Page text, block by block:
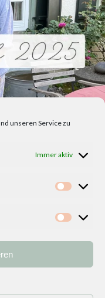
unseren Service zu
Immer aktiv